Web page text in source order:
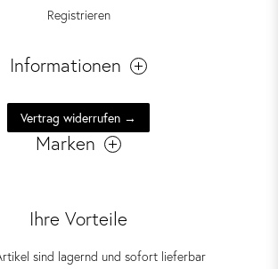
Registrieren
Informationen
Vertrag widerrufen →
Marken
Ihre Vorteile
sind lagernd und sofort lieferbar